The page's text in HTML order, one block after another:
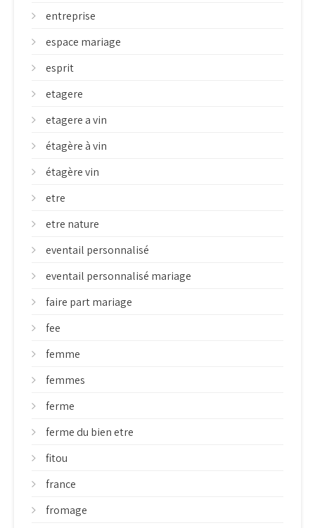
entreprise
espace mariage
esprit
etagere
etagere a vin
étagère à vin
étagère vin
etre
etre nature
eventail personnalisé
eventail personnalisé mariage
faire part mariage
fee
femme
femmes
ferme
ferme du bien etre
fitou
france
fromage